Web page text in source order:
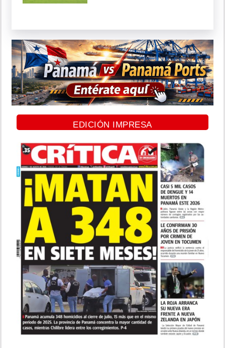
EDICIÓN IMPRESA